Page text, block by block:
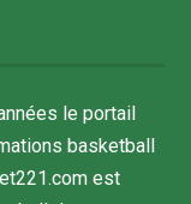
le portail
basketball
est